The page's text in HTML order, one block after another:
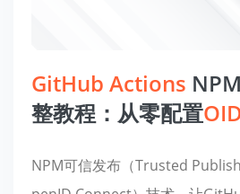
GitHub Actions
整教程：从零配置
NPM可信发布（Trusted